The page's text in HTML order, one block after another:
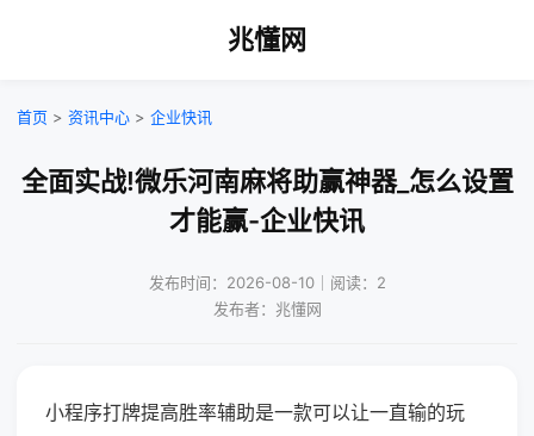
兆懂网
首页 > 资讯中心 > 企业快讯
全面实战!微乐河南麻将助赢神器_怎么设置
才能赢-企业快讯
发布时间：2026-08-10｜阅读：2
发布者：兆懂网
小程序打牌提高胜率辅助是一款可以让一直输的玩